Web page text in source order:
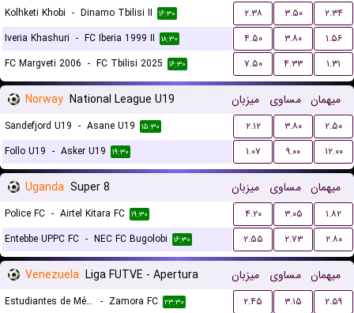
Kolhketi Khobi - Dinamo Tbilisi II ۱۶:۳۰ ۲.۳۸ ۳.۵۰
۲.۳۴
Iveria Khashuri - FC Iberia 1999 II ۱۸:۳۰ ۴.۵۰ ۳.۸۰
۱.۵۶
FC Margveti 2006 - FC Tbilisi 2025 ۱۶:۳۰ ۷.۵۰ ۴.۳۳ ۱.۳۱
Norway National League U19 میزبان مساوی میهمان
Sandefjord U19 - Asane U19 ۱۵:۳۰ ۲.۱۲ ۳.۸۰
۲.۵۰
Follo U19 - Asker U19 ۱۹:۳۰ ۱.۰۷ ۹.۰۰ ۱۲.۰۰
Uganda Super 8 میزبان مساوی میهمان
Police FC - Airtel Kitara FC ۱۹:۳۰ ۴.۲۰ ۳.۰۵
۱.۸۲
Entebbe UPPC FC - NEC FC Bugolobi ۱۶:۳۰ ۲.۵۵ ۲.۷۳ ۲.۸۰
Venezuela Liga FUTVE - Apertura میزبان مساوی میهمان
Estudiantes de Mérida - Zamora FC ۲۳:۳۰ ۲.۴۵ ۳.۱۵ ۲.۵۹